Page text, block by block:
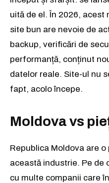
uită de el. În 2026, acest
site bun are nevoie de
backup, verificări de
performanță, conținut
datelor reale. Site-ul nu
fapt, acolo începe.
Moldova vs
Republica Moldova are
această industrie. Pe de
cu multe companii care